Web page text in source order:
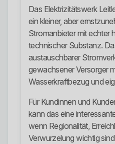
Das Elektrizitätswerk
ein kleiner, aber
Stromanbieter mit echter
technischer Substanz.
austauschbarer
gewachsener Versorger
Wasserkraftbezug und
Für Kundinnen und
kann das eine
wenn Regionalität,
Verwurzelung wichtig